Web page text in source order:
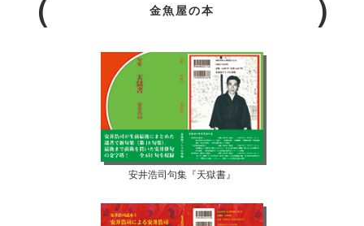
金魚屋の本
安井浩司句集『天獄書』